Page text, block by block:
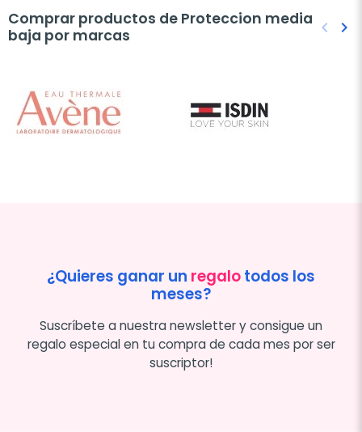
Comprar productos de Proteccion media
baja por marcas
keyboard_arrow_left keyboard_arrow_right
¿Quieres ganar un regalotodos los
meses?
Suscríbete a nuestra newsletter y consigue un
regalo especial en tu compra de cada mes por ser
suscriptor!